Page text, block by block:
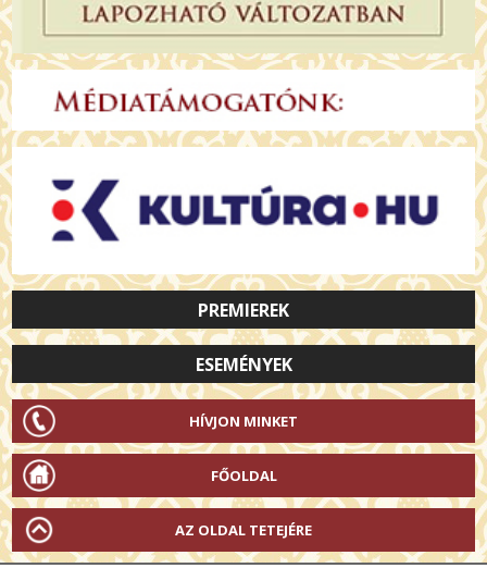
PREMIEREK
ESEMÉNYEK
HÍVJON MINKET
FŐOLDAL
AZ OLDAL TETEJÉRE